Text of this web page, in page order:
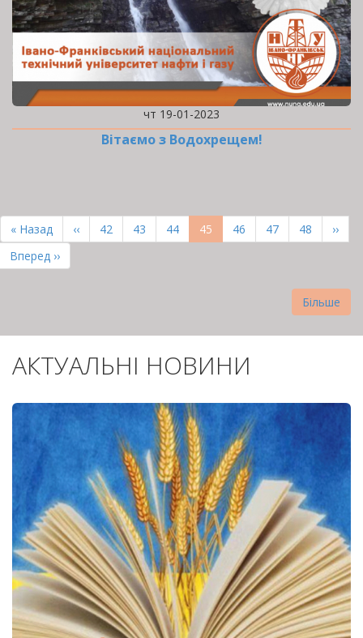
чт 19-01-2023
Вітаємо з Водохрещем!
НА
СТОРІНКИ
Перша
сторінка
« Назад
Попередня
сторінка
‹‹ Page
42 Page
43 Page
44
Поточна
сторінка
45 Page
46 Page
47 Page
48
››
Остання
сторінка
Вперед ››
Більше
АКТУАЛЬНІ НОВИНИ